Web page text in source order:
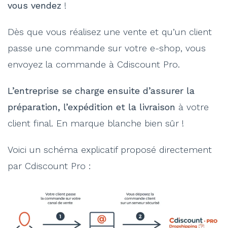
vous vendez !
Dès que vous réalisez une vente et qu’un client
passe une commande sur votre e-shop, vous
envoyez la commande à Cdiscount Pro.
L’entreprise se charge ensuite d’assurer la
préparation, l’expédition et la livraison à votre
client final. En marque blanche bien sûr !
Voici un schéma explicatif proposé directement
par Cdiscount Pro :